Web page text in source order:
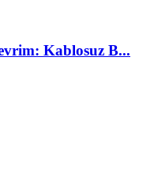
Kablosuz B...